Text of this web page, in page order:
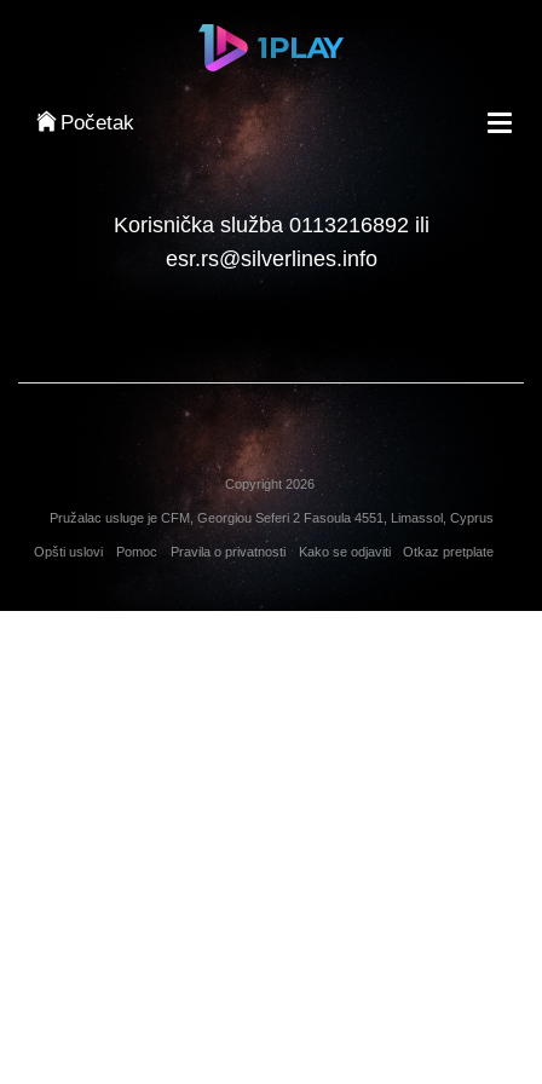
Početak
Korisnička služba 0113216892 ili
esr.rs@silverlines.info
Copyright 2026
Pružalac usluge je CFM, Georgiou Seferi 2 Fasoula 4551, Limassol, Cyprus
Opšti uslovi Pomoc Pravila o privatnosti Kako se odjaviti Otkaz pretplate